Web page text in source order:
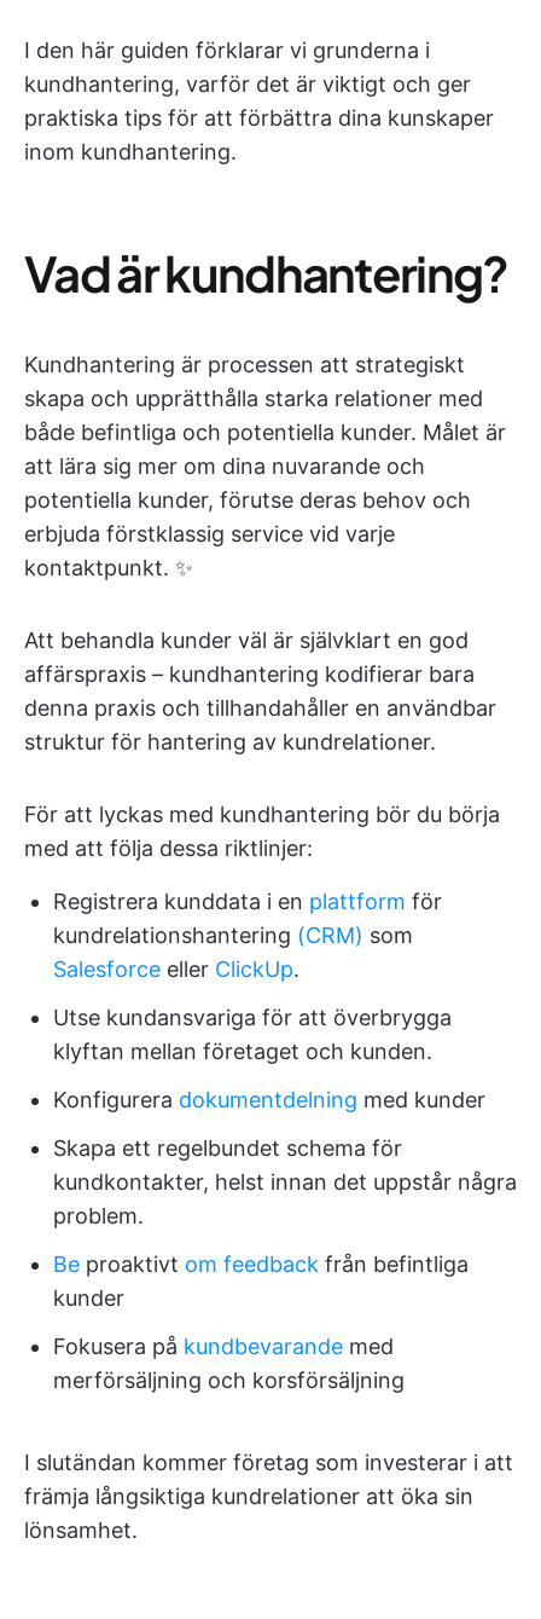
I den här guiden förklarar vi grunderna i
kundhantering, varför det är viktigt och ger
praktiska tips för att förbättra dina kunskaper
inom kundhantering.
Vad är kundhantering?
Kundhantering är processen att strategiskt
skapa och upprätthålla starka relationer med
både befintliga och potentiella kunder. Målet är
att lära sig mer om dina nuvarande och
potentiella kunder, förutse deras behov och
erbjuda förstklassig service vid varje
kontaktpunkt. ✨
Att behandla kunder väl är självklart en god
affärspraxis – kundhantering kodifierar bara
denna praxis och tillhandahåller en användbar
struktur för hantering av kundrelationer.
För att lyckas med kundhantering bör du börja
med att följa dessa riktlinjer:
Registrera kunddata i en plattform för
kundrelationshantering (CRM) som
Salesforce eller ClickUp.
Utse kundansvariga för att överbrygga
klyftan mellan företaget och kunden.
Konfigurera dokumentdelning med kunder
Skapa ett regelbundet schema för
kundkontakter, helst innan det uppstår några
problem.
Be proaktivt om feedback från befintliga
kunder
Fokusera på kundbevarande med
merförsäljning och korsförsäljning
I slutändan kommer företag som investerar i att
främja långsiktiga kundrelationer att öka sin
lönsamhet.